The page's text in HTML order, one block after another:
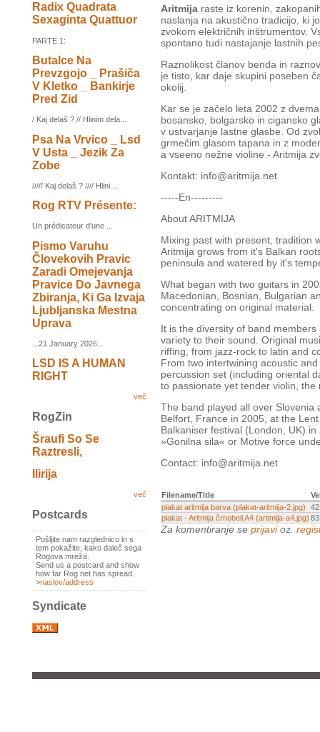
Radix Quadrata
Sexaginta Quattuor
PARTE 1:
Butalce Na
Prevzgojo _ Prašiča
V Kletko _ Bankirje
Pred Zid
/ Kaj delaš ? // Hlinim dela...
Psa Na Vrvico _ Lsd
V Usta _ Jezik Za
Zobe
///// Kaj delaš ? //// Hlini...
Rog RTV Présente:
Un prédicateur d'une ...
Pismo Varuhu
Človekovih Pravic
Zaradi Omejevanja
Pravice Do Javnega
Zbiranja, Ki Ga Izvaja
Ljubljanska Mestna
Uprava
...21 January 2026...
LSD IS A HUMAN
RIGHT
več
RogZin
Šraufi So Se
Raztresli,
Ilirija
več
Postcards
Pošljite nam razglednico in s
tem pokažite, kako daleč sega
Rogova mreža.
Send us a postcard and show
how far Rog net has spread.
>naslov/address
Syndicate
Aritmija raste iz korenin,
naslanja na akustično tradicijo, ki
zvokom električnih inštrumentov.
spontano tudi nastajanje lastnih
Raznolikost članov benda in
je tisto, kar daje skupini poseben
okolij.
Kar se je začelo leta 2002 z
bosansko, bolgarsko in cigansko
v ustvarjanje lastne glasbe. Od
grmečim glasom tapana in z
a vseeno nežne violine - Aritmija
Kontakt: info@aritmija.net
-----En---------
About ARITMIJA
Mixing past with present, tradition
Aritmija grows from it's Balkan
peninsula and watered by it's
What began with two guitars in
Macedonian, Bosnian, Bulgarian
concentrating on original material.
It is the diversity of band
variety to their sound. Original
riffing, from jazz-rock to latin and
From two intertwining acoustic
percussion set (including oriental
to passionate yet tender violin,
The band played all over
Belfort, France in 2005, at the
Balkaniser festival (London, UK)
»Gonilna sila« or Motive force
Contact: info@aritmija.net
Filename/Title
plakat aritmija barva (plakat-aritmija-2.jpg)
plakat - Aritmija črnobeli A4 (aritmija-a4.jpg)
Za komentiranje se prijavioz.